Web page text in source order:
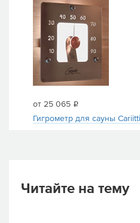
от 25 065 i
Гигрометр для сауны
Читайте на тему